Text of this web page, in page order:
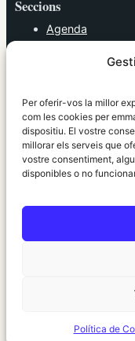
Per oferir-vos la millor
com les cookies per
dispositiu. El vostre
millorar els serveis que
vostre consentiment,
disponibles o no
Política de
Seccions
Agenda
Política
Societat
Tendències
elRidaura.com